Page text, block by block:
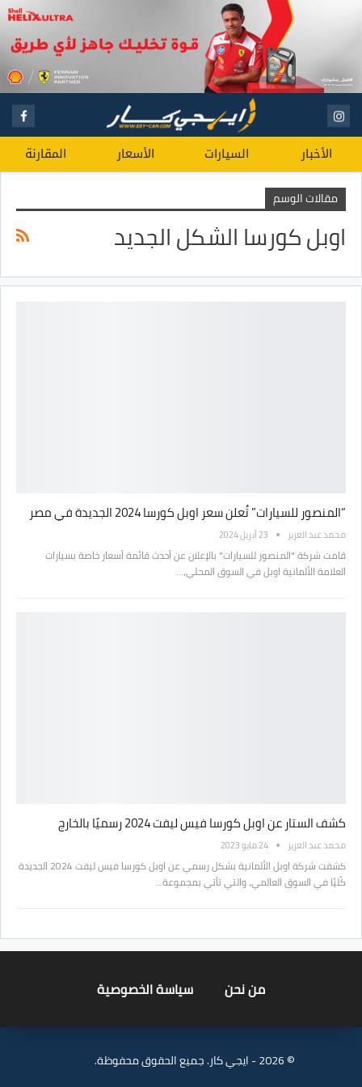
الأخبار السيارات الأسعار المقارنة
مقالات الوسم
اوبل كورسا الشكل الجديد
“المنصور للسيارات” تُعلن سعر اوبل كورسا 2024 الجديدة في مصر
محمد عبد العزيز 23 أبريل 2024
قامت شركة "المنصور للسيارات" بالإعلان عن أحدث قائمة أسعار خاصة بسيارات
العلامة الألمانية اوبل في السوق المحلي،…
كشف الستار عن اوبل كورسا فيس ليفت 2024 رسميًا بالخارج
محمد عبد العزيز 24 مايو 2023
كشفت شركة اوبل الألمانية بشكل رسمي عن اوبل كورسا فيس ليفت 2024 الجديدة
كُليًا في السوق العالمي، والتي تأتي بمجموعة…
من نحن سياسة الخصوصية
© 2026 - ايجي كار. جميع الحقوق محفوظة.